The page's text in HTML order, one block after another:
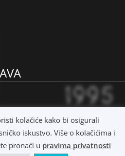
kolačiće kako bi osigurali
iskustvo. Više o kolačićima i
pronaći u pravima privatnosti